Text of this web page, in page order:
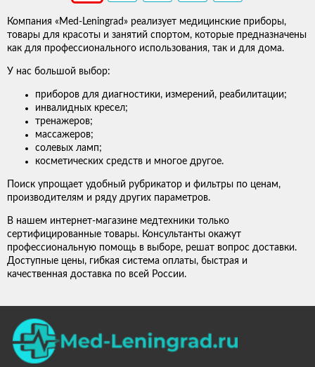
Компания «Med-Leningrad» реализует медицинские приборы,
товары для красоты и занятий спортом, которые предназначены
как для профессионального использования, так и для дома.
У нас большой выбор:
приборов для диагностики, измерений, реабилитации;
инвалидных кресел;
тренажеров;
массажеров;
солевых ламп;
косметических средств и многое другое.
Поиск упрощает удобный рубрикатор и фильтры по ценам,
производителям и ряду других параметров.
В нашем интернет-магазине медтехники только
сертифицированные товары. Консультанты окажут
профессиональную помощь в выборе, решат вопрос доставки.
Доступные цены, гибкая система оплаты, быстрая и
качественная доставка по всей России.